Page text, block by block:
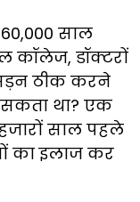
साल
कॉलेज, डॉक्टरों
सड़न ठीक करने
था? एक
साल पहले
का इलाज कर